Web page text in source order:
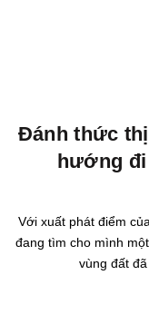
Đánh thức
hướng đi
Với xuất phát điểm
đang tìm cho mình
vùng đất